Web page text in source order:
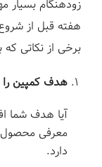
زودهنگام
هفته قبل از
برخی از نکاتی که
هدف کمپین
آیا هدف شما
معرفی محصول
دارد.